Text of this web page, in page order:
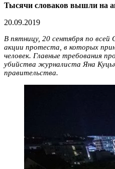
Тысячи словаков вышли на
20.09.2019
В пятницу, 20 сентября по всей
акции протеста, в которых
человек. Главные требования
убийства журналиста Яна
правительства.